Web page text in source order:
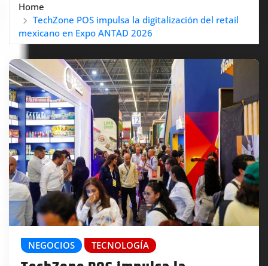
Home
TechZone POS impulsa la digitalización del retail
mexicano en Expo ANTAD 2026
NEGOCIOS TECNOLOGÍA